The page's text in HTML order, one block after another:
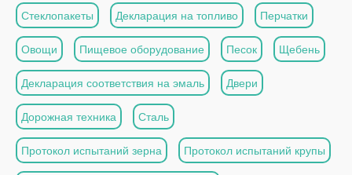
Стеклопакеты Декларация на топливо Перчатки
Овощи Пищевое оборудование Песок Щебень
Декларация соответствия на эмаль Двери
Дорожная техника Сталь
Протокол испытаний зерна Протокол испытаний крупы